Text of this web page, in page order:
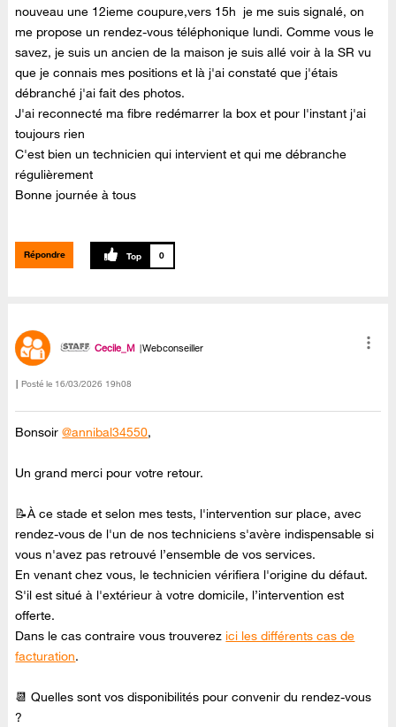
nouveau une 12ieme coupure,vers 15h je me suis signalé, on
me propose un rendez-vous téléphonique lundi. Comme vous le
savez, je suis un ancien de la maison je suis allé voir à la SR vu
que je connais mes positions et là j'ai constaté que j'étais
débranché j'ai fait des photos.
J'ai reconnecté ma fibre redémarrer la box et pour l'instant j'ai
toujours rien
C'est bien un technicien qui intervient et qui me débranche
régulièrement
Bonne journée à tous
Répondre 0
Cecile_M Webconseiller
Posté le ‎16/03/2026 19h08
Bonsoir@annibal34550,
Un grand merci pour votre retour.
📝À ce stade et selon mes tests, l'intervention sur place, avec
rendez-vous de l'un de nos techniciens s'avère indispensable si
vous n'avez pas retrouvé l’ensemble de vos services.
En venant chez vous, le technicien vérifiera l'origine du défaut.
S'il est situé à l'extérieur à votre domicile, l’intervention est
offerte.
Dans le cas contraire vous trouverez ici les différents cas de
facturation.
📆 Quelles sont vos disponibilités pour convenir du rendez-vous
?